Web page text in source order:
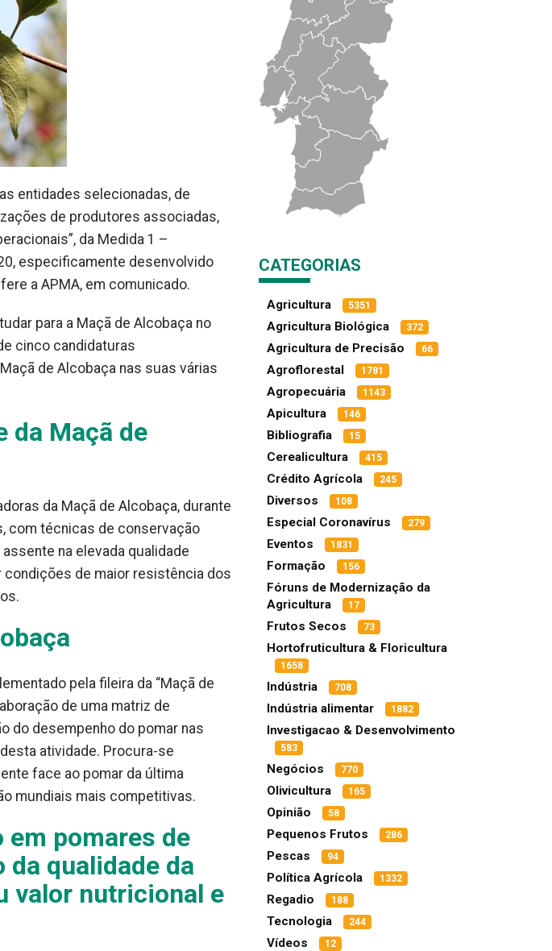
entidades selecionadas, de
de produtores associadas,
da Medida 1 –
especificamente desenvolvido
a APMA, em comunicado.
para a Maçã de Alcobaça no
cinco candidaturas
de Alcobaça nas suas várias
da Maçã de
da Maçã de Alcobaça, durante
com técnicas de conservação
na elevada qualidade
condições de maior resistência dos
pela fileira da “Maçã de
de uma matriz de
do desempenho do pomar nas
atividade. Procura-se
face ao pomar da última
mundiais mais competitivas.
pomares de
qualidade da
valor nutricional e
CATEGORIAS
Agricultura 5351
Agricultura Biológica 372
Agricultura de Precisão 66
Agroflorestal 1781
Agropecuária 1143
Apicultura 146
Bibliografia 15
Cerealicultura 415
Crédito Agrícola 245
Diversos 108
Especial Coronavírus 279
Eventos 1831
Formação 156
Fóruns de Modernização da
Agricultura
17
Frutos Secos 73
Hortofruticultura & Floricultura
1658
Indústria 708
Indústria alimentar 1882
Investigacao & Desenvolvimento
583
Negócios 770
Olivicultura 165
Opinião 58
Pequenos Frutos 286
Pescas 94
Política Agrícola 1332
Regadio 188
Tecnologia 244
Vídeos 12